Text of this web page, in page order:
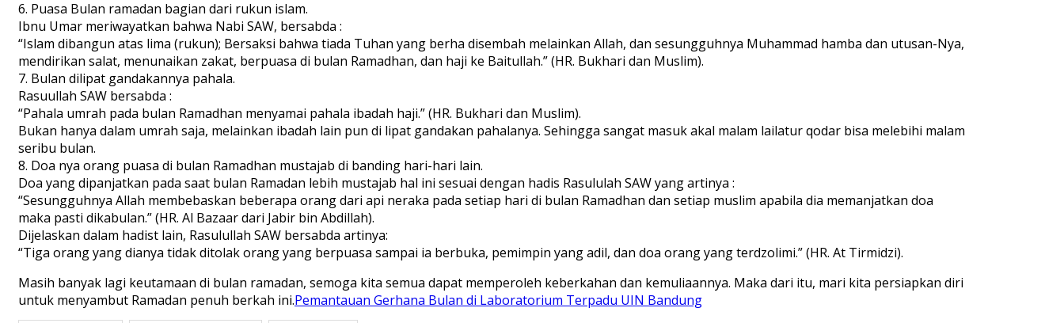
6. Puasa Bulan ramadan bagian dari rukun islam.
Ibnu Umar meriwayatkan bahwa Nabi SAW, bersabda :
“Islam dibangun atas lima (rukun); Bersaksi bahwa tiada Tuhan yang berha disembah melainkan Allah, dan sesungguhnya Muhammad hamba dan utusan-Nya,
mendirikan salat, menunaikan zakat, berpuasa di bulan Ramadhan, dan haji ke Baitullah.” (HR. Bukhari dan Muslim).
7. Bulan dilipat gandakannya pahala.
Rasuullah SAW bersabda :
“Pahala umrah pada bulan Ramadhan menyamai pahala ibadah haji.” (HR. Bukhari dan Muslim).
Bukan hanya dalam umrah saja, melainkan ibadah lain pun di lipat gandakan pahalanya. Sehingga sangat masuk akal malam lailatur qodar bisa melebihi malam
seribu bulan.
8. Doa nya orang puasa di bulan Ramadhan mustajab di banding hari-hari lain.
Doa yang dipanjatkan pada saat bulan Ramadan lebih mustajab hal ini sesuai dengan hadis Rasululah SAW yang artinya :
“Sesungguhnya Allah membebaskan beberapa orang dari api neraka pada setiap hari di bulan Ramadhan dan setiap muslim apabila dia memanjatkan doa
maka pasti dikabulan.” (HR. Al Bazaar dari Jabir bin Abdillah).
Dijelaskan dalam hadist lain, Rasulullah SAW bersabda artinya:
“Tiga orang yang dianya tidak ditolak orang yang berpuasa sampai ia berbuka, pemimpin yang adil, dan doa orang yang terdzolimi.” (HR. At Tirmidzi).
Masih banyak lagi keutamaan di bulan ramadan, semoga kita semua dapat memperoleh keberkahan dan kemuliaannya. Maka dari itu, mari kita persiapkan diri
untuk menyambut Ramadan penuh berkah ini.Pemantauan Gerhana Bulan di Laboratorium Terpadu UIN Bandung